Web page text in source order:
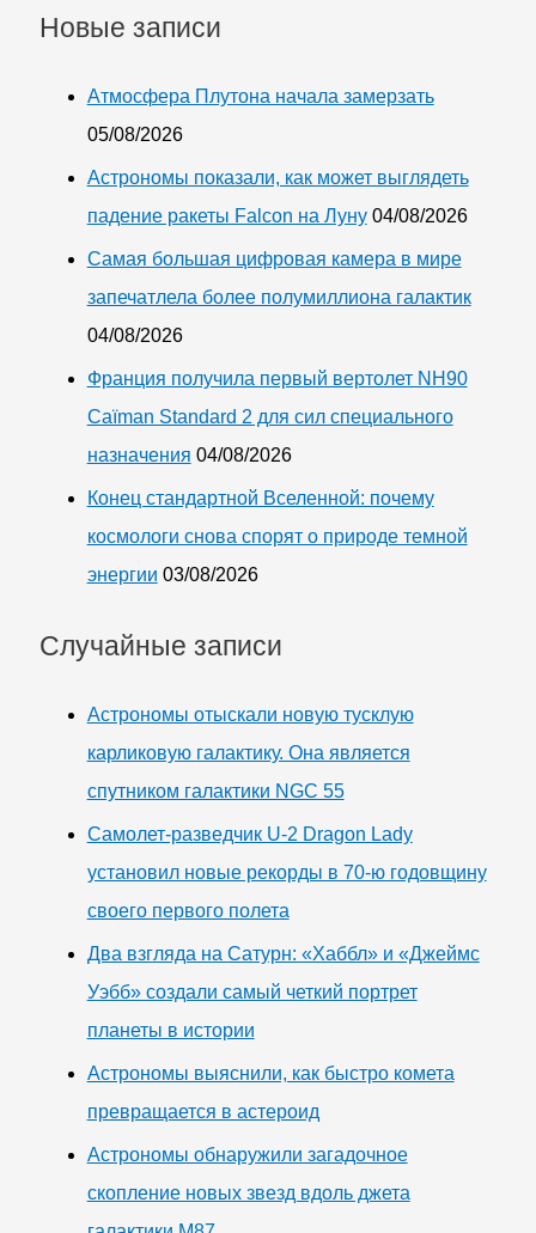
Новые записи
Атмосфера Плутона начала замерзать
05/08/2026
Астрономы показали, как может выглядеть
падение ракеты Falcon на Луну 04/08/2026
Самая большая цифровая камера в мире
запечатлела более полумиллиона галактик
04/08/2026
Франция получила первый вертолет NH90
Caïman Standard 2 для сил специального
назначения 04/08/2026
Конец стандартной Вселенной: почему
космологи снова спорят о природе темной
энергии 03/08/2026
Случайные записи
Астрономы отыскали новую тусклую
карликовую галактику. Она является
спутником галактики NGC 55
Самолет-разведчик U-2 Dragon Lady
установил новые рекорды в 70-ю годовщину
своего первого полета
Два взгляда на Сатурн: «Хаббл» и «Джеймс
Уэбб» создали самый четкий портрет
планеты в истории
Астрономы выяснили, как быстро комета
превращается в астероид
Астрономы обнаружили загадочное
скопление новых звезд вдоль джета